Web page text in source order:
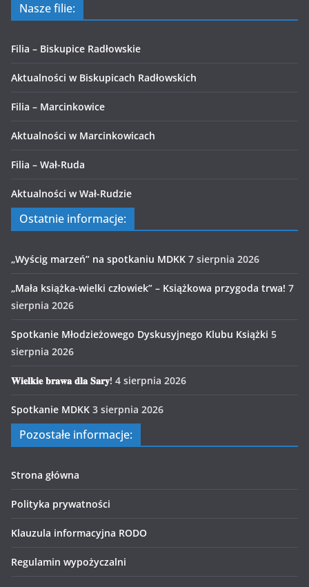
Nasze filie:
Filia – Biskupice Radłowskie
Aktualności w Biskupicach Radłowskich
Filia – Marcinkowice
Aktualności w Marcinkowicach
Filia – Wał-Ruda
Aktualności w Wał-Rudzie
Ostatnie informacje:
„Wyścig marzeń” na spotkaniu MDKK 7 sierpnia 2026
„Mała książka-wielki człowiek” – Książkowa przygoda trwa! 7
sierpnia 2026
Spotkanie Młodzieżowego Dyskusyjnego Klubu Książki 5
sierpnia 2026
𝐖𝐢𝐞𝐥𝐤𝐢𝐞 𝐛𝐫𝐚𝐰𝐚 𝐝𝐥𝐚 𝐒𝐚𝐫𝐲! 4 sierpnia 2026
Spotkanie MDKK 3 sierpnia 2026
Pozostałe informacje:
Strona główna
Polityka prywatności
Klauzula informacyjna RODO
Regulamin wypożyczalni